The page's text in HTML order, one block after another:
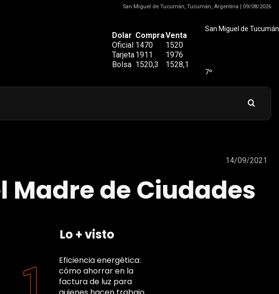
San Miguel de Tucumán, Tucumán, Argentina | 09/08/2026
Dolar CompraVenta
Oficial 1470
1520
Tarjeta1911
1976
Bolsa 1520,3 1528,1
San Miguel de Tucumán
7º
14/09/2021
de Ciudades
Lo + visto
Eficiencia energética:
cómo ahorrar en la
factura de luz para